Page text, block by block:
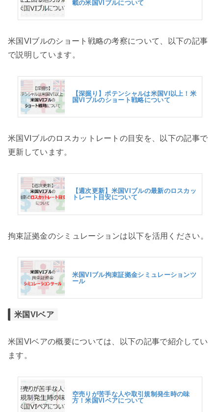
載の米国VIブルについて
米国VIブルのショート戦略の考察について、以下の記事
で説明しています。
【深掘り】ポテンシャルは米国VI以上！米
国VIブルのショート戦略について
米国VIブルのロスカットレートの目安を、以下の記事で
更新しています。
【週次更新】米国VIブルの最新のロスカッ
トレート目安について
拘束証拠金のシミュレーションは以下を活用ください。
米国VIブル拘束証拠金シミュレーションツ
ール
米国VIベア
米国VIベアの概要については、以下の記事で紹介してい
ます。
空売りが苦手な人や取引規制発生時の味
方！米国VIベアについて